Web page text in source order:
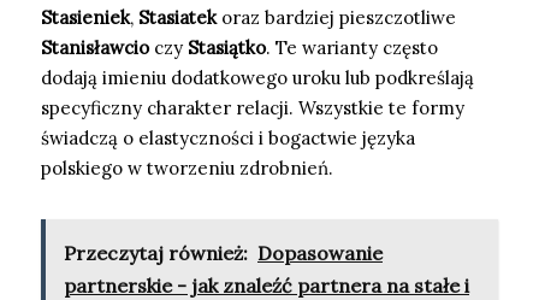
Stasieniek, Stasiatekoraz bardziej pieszczotliwe
Stanisławcioczy Stasiątko. Te warianty często
dodają imieniu dodatkowego uroku lub podkreślają
specyficzny charakter relacji. Wszystkie te formy
świadczą o elastyczności i bogactwie języka
polskiego w tworzeniu zdrobnień.
Przeczytaj również: Dopasowanie
partnerskie - jak znaleźć partnera na stałe i